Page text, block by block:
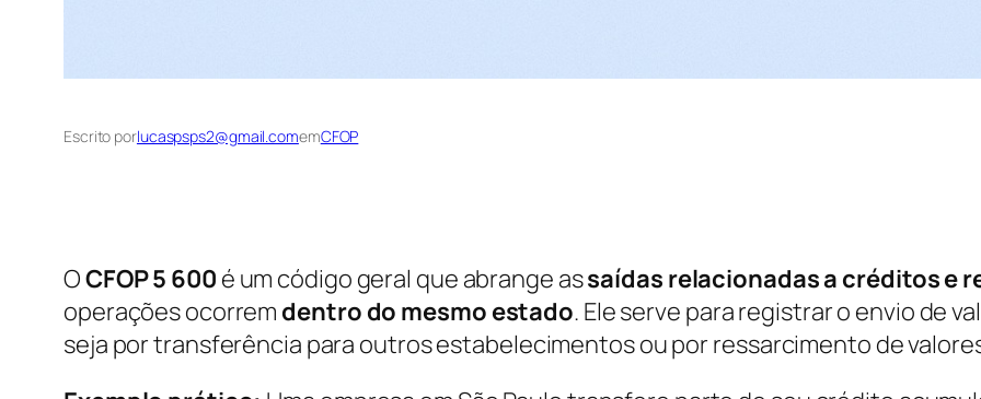
Escrito porlucaspsps2@gmail.comemCFOP
OCFOP 5 600 é um código geral que abrange assaídas relacionadas a créditos e
operações ocorrem dentro do mesmo estado. Ele serve para registrar o envio de
seja por transferência para outros estabelecimentos ou por ressarcimento de